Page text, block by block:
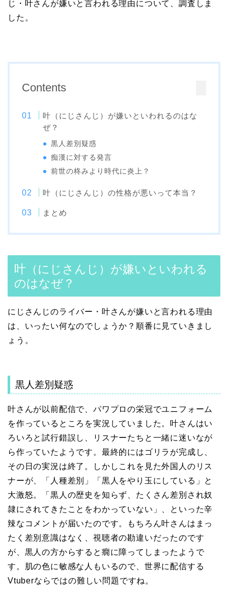
じ・叶さんが嫌いと言われる理由について、調査しま
した。
Contents
叶（にじさんじ）が嫌いといわれるのはな
ぜ？
黒人差別疑惑
痴漢に対する発言
前世の柊みより時代に炎上？
叶（にじさんじ）の性格が悪いって本当？
まとめ
叶（にじさんじ）が嫌いといわれる
のはなぜ？
にじさんじのライバー・叶さんが嫌いと言われる理由
は、いったい何なのでしょうか？順番に見ていきまし
ょう。
黒人差別疑惑
叶さんが以前配信で、パワプロの栄冠でユニフォーム
を作っているところを実況していました。叶さんはい
ろいろと試行錯誤し、リスナーたちと一緒に迷いなが
ら作っていたようです。最終的にはゴリラが完成し、
その日の実況は終了。しかしこれを見た外国人のリス
ナーが、「人種差別」「黒人をやり玉にしている」と
大激怒。「黒人の歴史を知らず、たくさん差別され奴
隷にされてきたことをわかっていない」、といった辛
辣なコメントが届いたのです。もちろん叶さんはまっ
たく差別意識はなく、視聴者の勘違いだったのです
が、黒人の方からすると癇に障ってしまったようで
す。肌の色に敏感な人もいるので、世界に配信する
Vtuberならではの難しい問題ですね。